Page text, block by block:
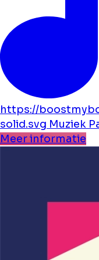
https://
solid.svg Muziek
Meer informatie